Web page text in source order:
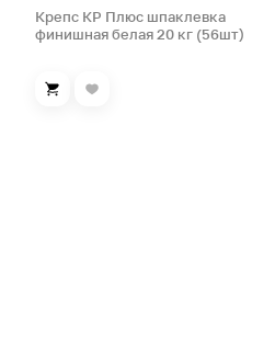
Крепс КР Плюс шпаклевка
финишная белая 20 кг (56шт)